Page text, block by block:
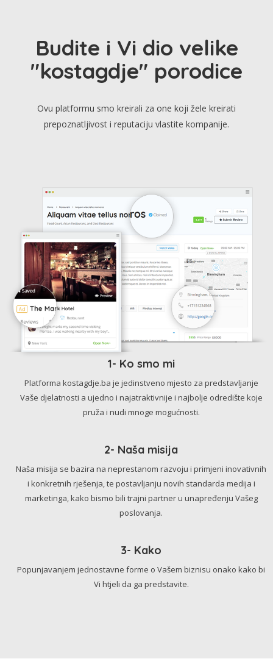
Budite i Vi dio velike
"kostagdje" porodice
Ovu platformu smo kreirali za one koji žele kreirati
prepoznatljivost i reputaciju vlastite kompanije.
1- Ko smo mi
Platforma kostagdje.ba je jedinstveno mjesto za predstavljanje
Vaše djelatnosti a ujedno i najatraktivnije i najbolje odredište koje
pruža i nudi mnoge mogućnosti.
2- Naša misija
Naša misija se bazira na neprestanom razvoju i primjeni inovativnih
i konkretnih rješenja, te postavljanju novih standarda medija i
marketinga, kako bismo bili trajni partner u unapređenju Vašeg
poslovanja.
3- Kako
Popunjavanjem jednostavne forme o Vašem biznisu onako kako bi
Vi htjeli da ga predstavite.